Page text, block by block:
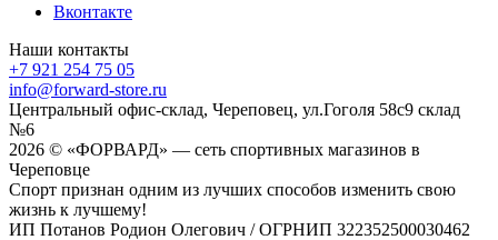
Вконтакте
Наши контакты
+7 921 254 75 05
info@forward-store.ru
Центральный офис-склад, Череповец, ул.Гоголя 58с9 склад
№6
2026 © «ФОРВАРД» — сеть спортивных магазинов в
Череповце
Спорт признан одним из лучших способов изменить свою
жизнь к лучшему!
ИП Потанов Родион Олегович / ОГРНИП 322352500030462